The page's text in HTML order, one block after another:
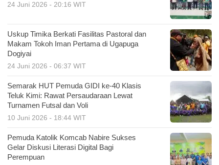
24 Juni 2026 - 20:16 WIT
Uskup Timika Berkati Fasilitas Pastoral dan
Makam Tokoh Iman Pertama di Ugapuga
Dogiyai
24 Juni 2026 - 06:37 WIT
Semarak HUT Pemuda GIDI ke-40 Klasis
Teluk Kimi: Rawat Persaudaraan Lewat
Turnamen Futsal dan Voli
10 Juni 2026 - 18:44 WIT
Pemuda Katolik Komcab Nabire Sukses
Gelar Diskusi Literasi Digital Bagi
Perempuan